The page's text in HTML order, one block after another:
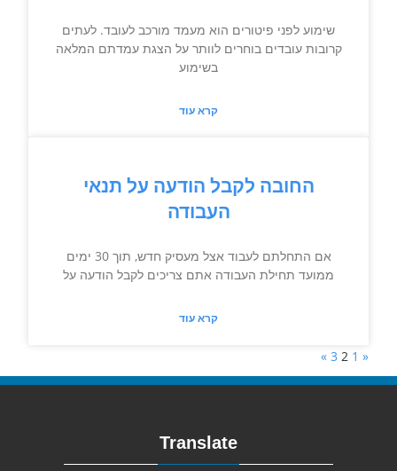
שימוע לפני פיטורים הוא מעמד מורכב לעובד. לעתים
קרובות עובדים בוחרים לוותר על הצגת עמדתם המלאה
בשימוע
קרא עוד
החובה לקבל הודעה על תנאי
העבודה
אם התחלתם לעבוד אצל מעסיק חדש, תוך 30 ימים
ממועד תחילת העבודה אתם צריכים לקבל הודעה על
קרא עוד
«
1
2
3
»
Translate